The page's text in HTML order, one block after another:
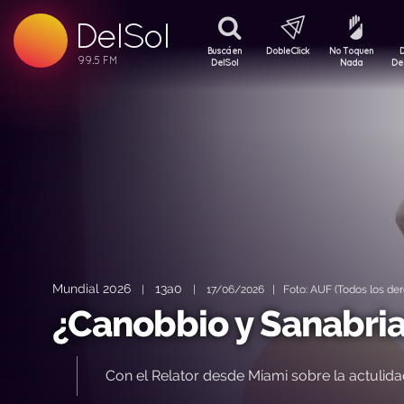
DelSol
99.5 FM
99.5 FM
99.5 FM
Buscá en
DelSol
DobleClick
No Toquen
Nada
Mundial 2026| 13a0 | 17/06/2026 | Foto: AUF (Todos los
¿Canobbio y
Con el Relator desde Miami sobre la